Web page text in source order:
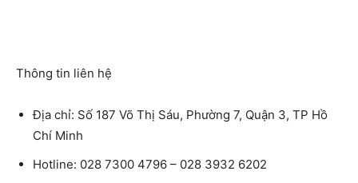
Thông tin liên hệ
Địa chỉ: Số 187 Võ Thị Sáu, Phường 7, Quận 3, TP Hồ
Chí Minh
Hotline: 028 7300 4796 – 028 3932 6202